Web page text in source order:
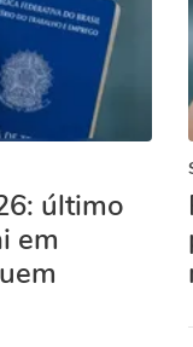
último
em